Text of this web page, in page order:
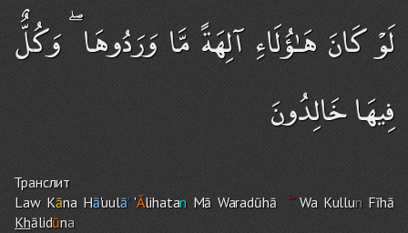
لَوْ كَانَ هَـٰؤُلَاءِ آلِهَةً مَّا وَرَدُوهَا ۖ وَكُلٌّ
فِيهَا خَالِدُونَ
Транслит
Law Kāna Hā'uulā''Ālihatan Mā Waradūhā Wa Kullun Fīhā
Khālidūna